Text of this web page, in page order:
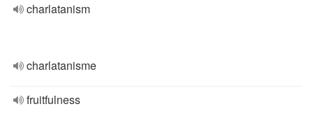
charlatanism
charlatanisme
fruitfulness